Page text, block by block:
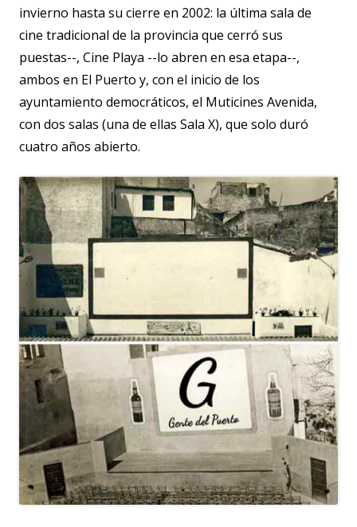
invierno hasta su cierre en 2002: la última sala de
cine tradicional de la provincia que cerró sus
puestas--, Cine Playa --lo abren en esa etapa--,
ambos en El Puerto y, con el inicio de los
ayuntamiento democráticos, el Muticines Avenida,
con dos salas (una de ellas Sala X), que solo duró
cuatro años abierto.